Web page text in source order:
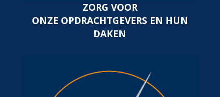
ZORG VOOR
ONZE OPDRACHTGEVERS EN HUN
DAKEN